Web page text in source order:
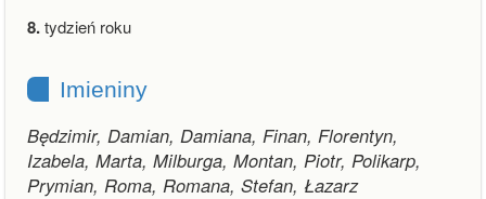
8.tydzień roku
Imieniny
Będzimir, Damian, Damiana, Finan, Florentyn,
Izabela, Marta, Milburga, Montan, Piotr, Polikarp,
Prymian, Roma, Romana, Stefan, Łazarz